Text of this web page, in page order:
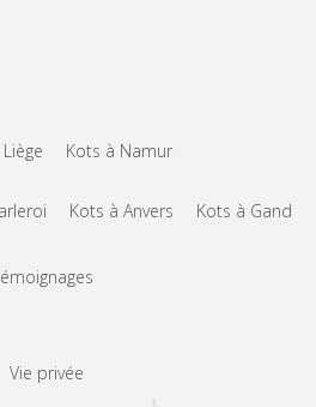
Kots à Namur
Kots à Anvers Kots à Gand
Vie privée